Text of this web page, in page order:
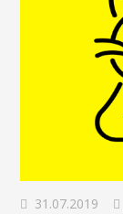
31.07.2019